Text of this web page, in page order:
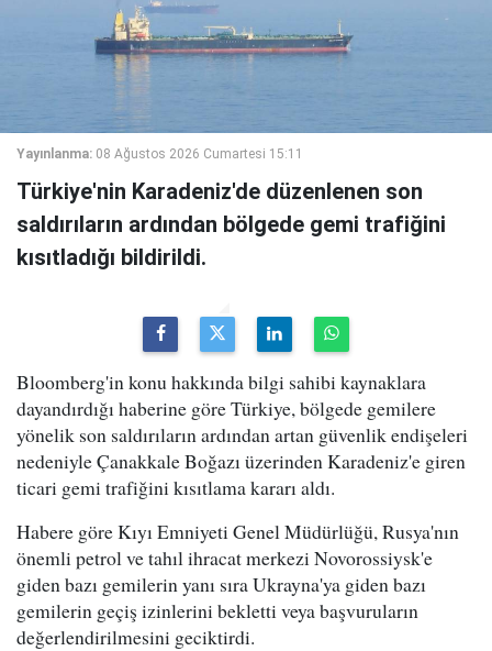
Yayınlanma: 08 Ağustos 2026 Cumartesi 15:11
Türkiye'nin Karadeniz'de düzenlenen son
saldırıların ardından bölgede gemi trafiğini
kısıtladığı bildirildi.
Bloomberg'in konu hakkında bilgi sahibi kaynaklara
dayandırdığı haberine göre Türkiye, bölgede gemilere
yönelik son saldırıların ardından artan güvenlik endişeleri
nedeniyle Çanakkale Boğazı üzerinden Karadeniz'e giren
ticari gemi trafiğini kısıtlama kararı aldı.
Habere göre Kıyı Emniyeti Genel Müdürlüğü, Rusya'nın
önemli petrol ve tahıl ihracat merkezi Novorossiysk'e
giden bazı gemilerin yanı sıra Ukrayna'ya giden bazı
gemilerin geçiş izinlerini bekletti veya başvuruların
değerlendirilmesini geciktirdi.